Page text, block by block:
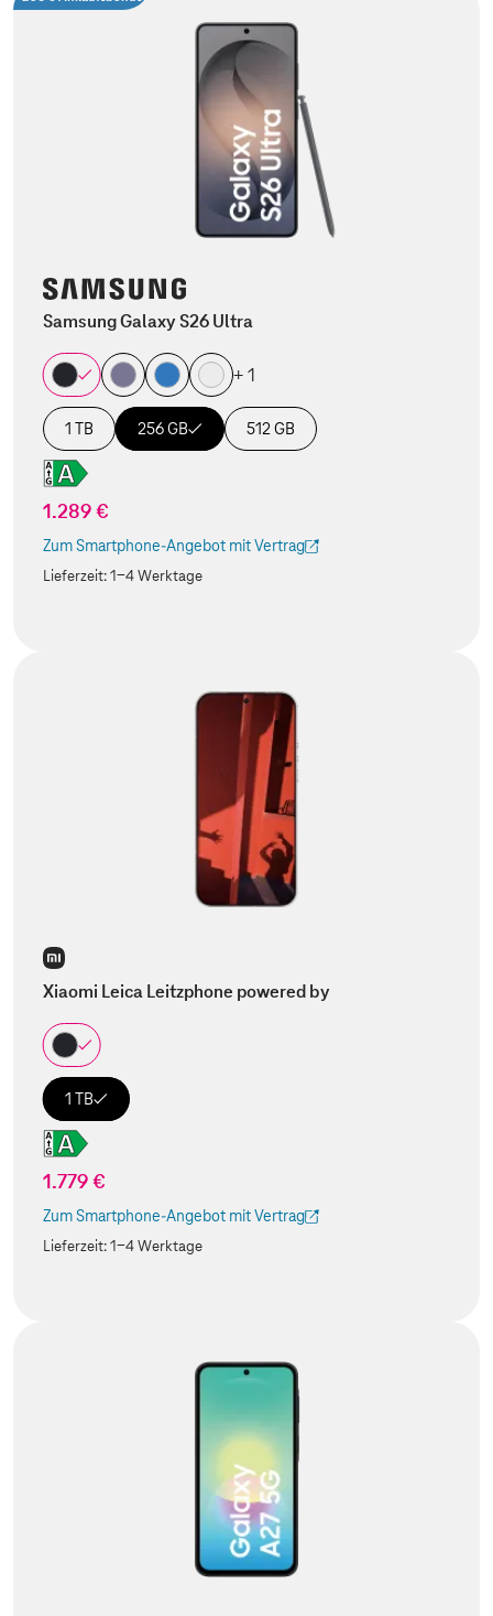
Samsung Galaxy S26 Ultra
+ 1
1 TB 256 GB 512 GB
1.289 €
Zum Smartphone-Angebot mit Vertrag
(Der Link wird in einem neuen Tab geöffnet)
Lieferzeit:1-4 Werktage
Xiaomi Leica Leitzphone powered by
1 TB
1.779 €
Zum Smartphone-Angebot mit Vertrag
(Der Link wird in einem neuen Tab geöffnet)
Lieferzeit:1-4 Werktage